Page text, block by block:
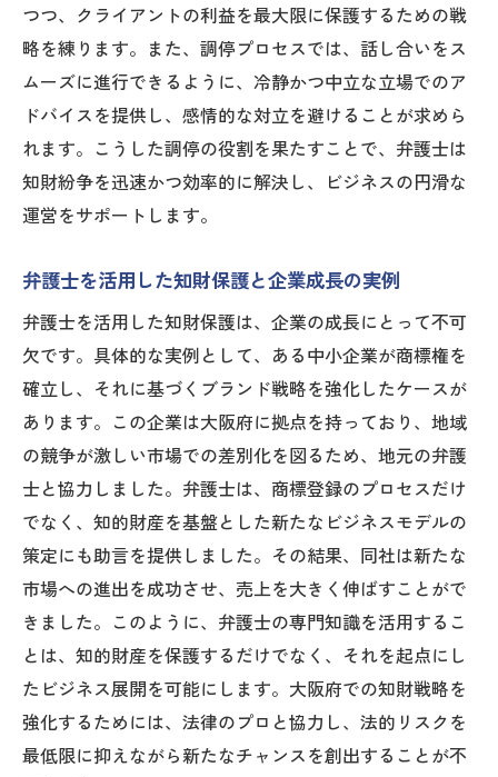
つつ、クライアントの利益を最大限に保護するための戦
略を練ります。また、調停プロセスでは、話し合いをス
ムーズに進行できるように、冷静かつ中立な立場でのア
ドバイスを提供し、感情的な対立を避けることが求めら
れます。こうした調停の役割を果たすことで、弁護士は
知財紛争を迅速かつ効率的に解決し、ビジネスの円滑な
運営をサポートします。
弁護士を活用した知財保護と企業成長の実例
弁護士を活用した知財保護は、企業の成長にとって不可
欠です。具体的な実例として、ある中小企業が商標権を
確立し、それに基づくブランド戦略を強化したケースが
あります。この企業は大阪府に拠点を持っており、地域
の競争が激しい市場での差別化を図るため、地元の弁護
士と協力しました。弁護士は、商標登録のプロセスだけ
でなく、知的財産を基盤とした新たなビジネスモデルの
策定にも助言を提供しました。その結果、同社は新たな
市場への進出を成功させ、売上を大きく伸ばすことがで
きました。このように、弁護士の専門知識を活用するこ
とは、知的財産を保護するだけでなく、それを起点にし
たビジネス展開を可能にします。大阪府での知財戦略を
強化するためには、法律のプロと協力し、法的リスクを
最低限に抑えながら新たなチャンスを創出することが不